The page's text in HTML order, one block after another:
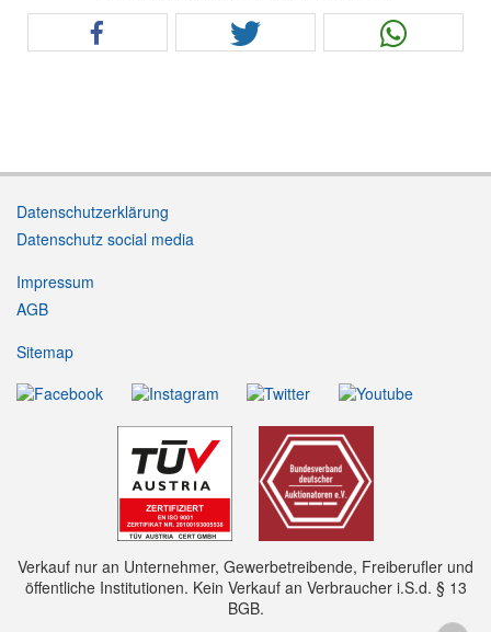
Datenschutzerklärung
Datenschutz social media
Impressum
AGB
Sitemap
Verkauf nur an Unternehmer, Gewerbetreibende, Freiberufler und
öffentliche Institutionen. Kein Verkauf an Verbraucher i.S.d. § 13
BGB.